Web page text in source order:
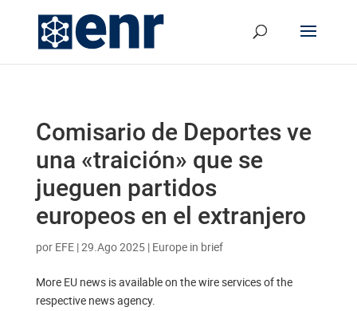
Comisario de Deportes ve
una «traición» que se
jueguen partidos
europeos en el extranjero
por EFE|29.Ago 2025| Europe in brief
More EU news is available on the wire services of the
respective news agency.